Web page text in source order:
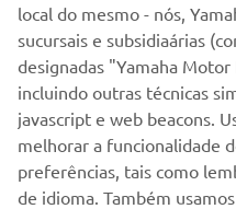
the world have proven to
Yamaha thanks and
and shared enjoyment of
*The Japanese market
stock
local do mesmo - nós,
sucursais e subsidiaárias
designadas "Yamaha
incluindo outras técnicas
javascript e web beacons.
melhorar a funcionalidade
preferências, tais como
de idioma. Também